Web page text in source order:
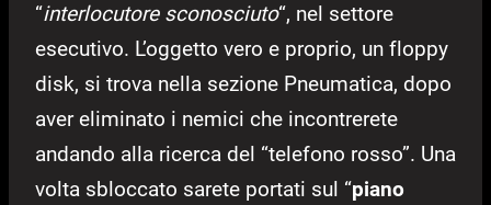
“interlocutore sconosciuto“, nel settore
esecutivo. L’oggetto vero e proprio, un floppy
disk, si trova nella sezione Pneumatica, dopo
aver eliminato i nemici che incontrerete
andando alla ricerca del “telefono rosso”. Una
volta sbloccato sarete portati sul “piano